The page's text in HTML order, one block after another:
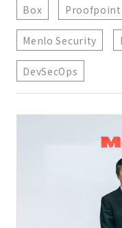
Box Proofpoint
Menlo Security
DevSecOps